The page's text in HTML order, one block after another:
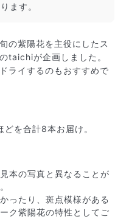
ます。
の紫陽花を主役にしたス
taichiが企画しました。
ライするのもおすすめで
を合計8本お届け。
本の写真と異なることが
ったり、斑点模様がある
ク紫陽花の特性としてご